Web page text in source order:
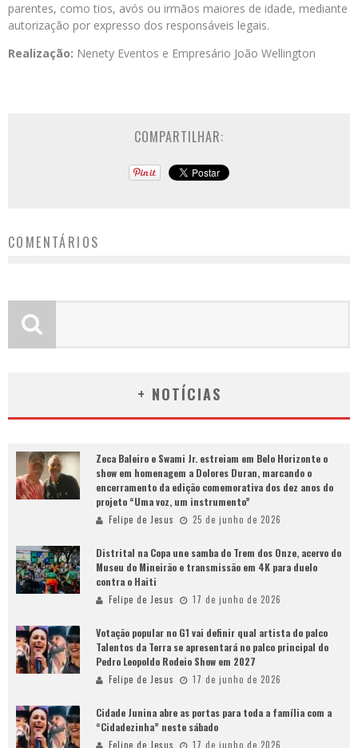
parentes, como tios, avós ou irmãos maiores de idade, mediante
autorização por expresso dos responsáveis legais.
Realização: Nenety Eventos e Empresário João Wellington
COMPARTILHAR:
COMENTÁRIOS
+ NOTÍCIAS
Zeca Baleiro e Swami Jr. estreiam em Belo Horizonte o
show em homenagem a Dolores Duran, marcando o
encerramento da edição comemorativa dos dez anos do
projeto “Uma voz, um instrumento”
Felipe de Jesus 25 de junho de 2026
Distrital na Copa une samba do Trem dos Onze, acervo do
Museu do Mineirão e transmissão em 4K para duelo
contra o Haiti
Felipe de Jesus 17 de junho de 2026
Votação popular no G1 vai definir qual artista do palco
Talentos da Terra se apresentará no palco principal do
Pedro Leopoldo Rodeio Show em 2027
Felipe de Jesus 17 de junho de 2026
Cidade Junina abre as portas para toda a família com a
“Cidadezinha” neste sábado
Felipe de Jesus 17 de junho de 2026